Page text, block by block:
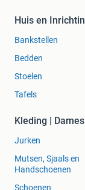
Huis en
Bankstellen
Bedden
Stoelen
Tafels
Kleding | Dames
Jurken
Mutsen, Sjaals en
Handschoenen
Schoenen